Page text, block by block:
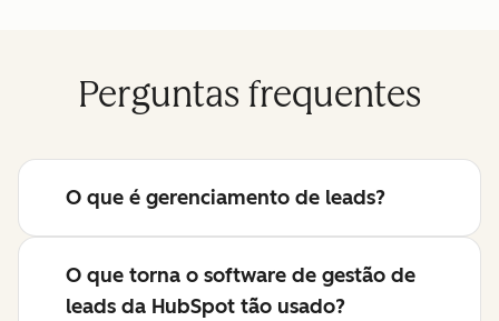
Perguntas frequentes
O que é gerenciamento de leads?
O que torna o software de gestão de
leads da HubSpot tão usado?